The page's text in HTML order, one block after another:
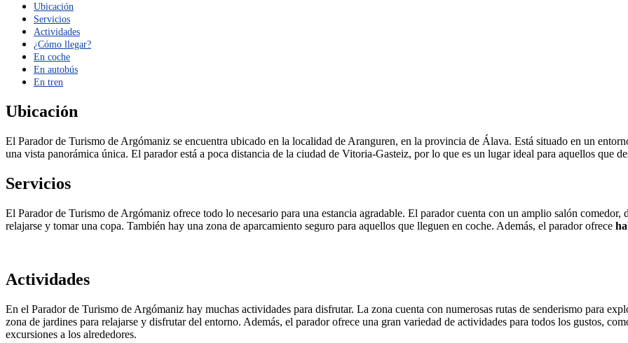
Ubicación
Servicios
Actividades
¿Cómo llegar?
En coche
En autobús
En tren
Ubicación
El Parador de Turismo de Argómaniz se encuentra ubicado en la localidad de Aranguren, en la provincia de Álava. Está situado en un
una vista panorámica única. El parador está a poca distancia de la ciudad de Vitoria-Gasteiz, por lo que es un lugar ideal para aquellos que
Servicios
El Parador de Turismo de Argómaniz ofrece todo lo necesario para una estancia agradable. El parador cuenta con un amplio salón comedor,
relajarse y tomar una copa. También hay una zona de aparcamiento seguro para aquellos que lleguen en coche. Además, el parador ofrece
Actividades
En el Parador de Turismo de Argómaniz hay muchas actividades para disfrutar. La zona cuenta con numerosas rutas de senderismo para
zona de jardines para relajarse y disfrutar del entorno. Además, el parador ofrece una gran variedad de actividades para todos los gustos,
excursiones a los alrededores.